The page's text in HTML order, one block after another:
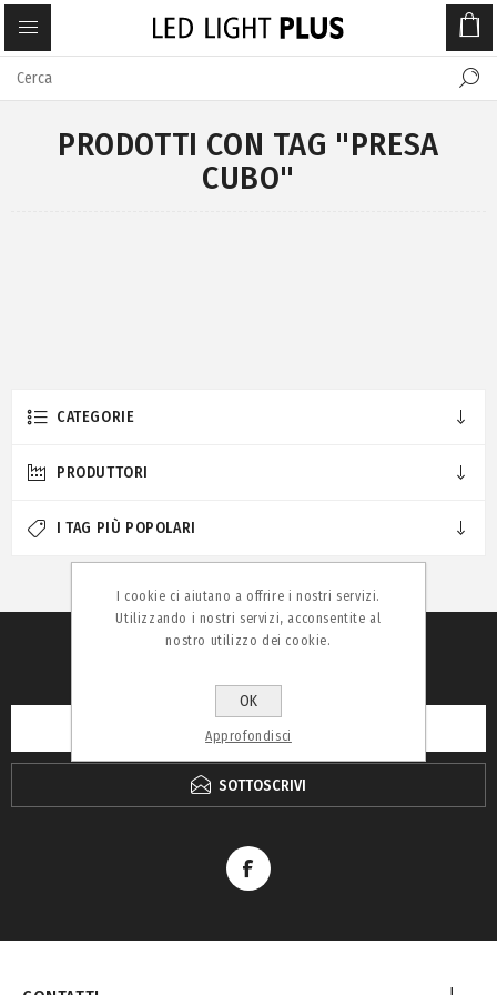
PRODOTTI CON TAG "PRESA
CUBO"
CATEGORIE
PRODUTTORI
I TAG PIÙ POPOLARI
SOTTOSCRIVI
I cookie ci aiutano a offrire i nostri servizi.
Utilizzando i nostri servizi, acconsentite al
nostro utilizzo dei cookie.
OK
Approfondisci